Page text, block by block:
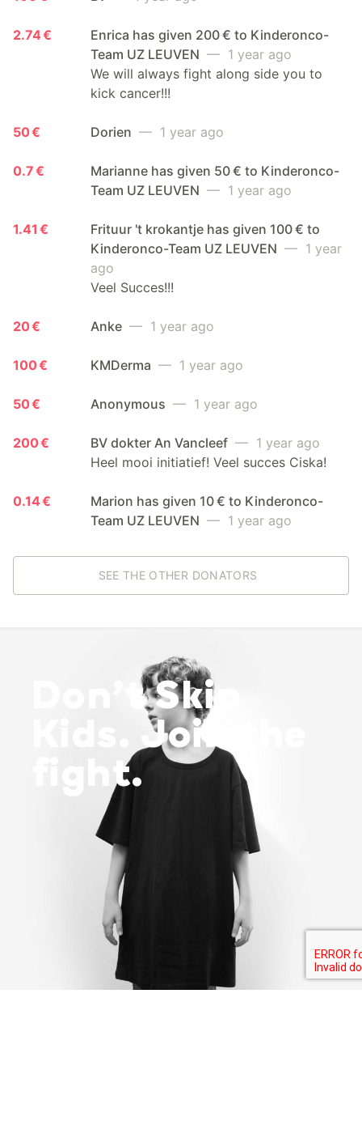
2.74 €
Enrica has given 200 € to Kinderonco-
Team UZ LEUVEN — 1 year ago
We will always fight along side you to
kick cancer!!!
50 € Dorien — 1 year ago
0.7 €
Marianne has given 50 € to Kinderonco-
Team UZ LEUVEN — 1 year ago
1.41 €
Frituur 't krokantje has given 100 € to
Kinderonco-Team UZ LEUVEN — 1 year
ago
Veel Succes!!!
20 € Anke — 1 year ago
100 € KMDerma — 1 year ago
50 € Anonymous — 1 year ago
200 € BV dokter An Vancleef — 1 year ago
Heel mooi initiatief! Veel succes Ciska!
0.14 €
Marion has given 10 € to Kinderonco-
Team UZ LEUVEN — 1 year ago
SEE THE OTHER DONATORS
Don’t Skip
Kids. Join the
fight.